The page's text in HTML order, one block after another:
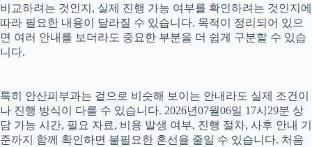
비교하려는 것인지, 실제 진행 가능 여부를 확인하려는 것인지에
따라 필요한 내용이 달라질 수 있습니다. 목적이 정리되어 있으
면 여러 안내를 보더라도 중요한 부분을 더 쉽게 구분할 수 있습
니다.
특히 안산피부과는 겉으로 비슷해 보이는 안내라도 실제 조건이
나 진행 방식이 다를 수 있습니다. 2026년07월06일 17시29분 상
담 가능 시간, 필요 자료, 비용 발생 여부, 진행 절차, 사후 안내 기
준까지 함께 확인하면 불필요한 혼선을 줄일 수 있습니다. 처음